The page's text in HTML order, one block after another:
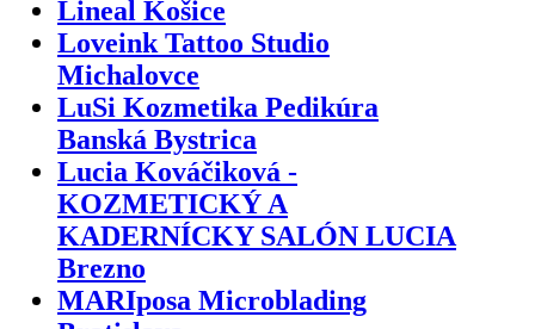
Lineal Košice
Loveink Tattoo Studio
Michalovce
LuSi Kozmetika Pedikúra
Banská Bystrica
Lucia Kováčiková -
KOZMETICKÝ A
KADERNÍCKY SALÓN LUCIA
Brezno
MARIposa Microblading